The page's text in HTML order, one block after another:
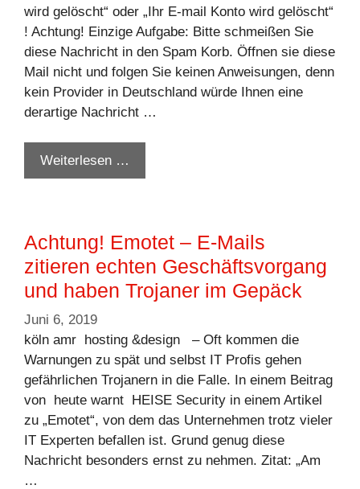
wird gelöscht“ oder „Ihr E-mail Konto wird gelöscht“
! Achtung! Einzige Aufgabe: Bitte schmeißen Sie
diese Nachricht in den Spam Korb. Öffnen sie diese
Mail nicht und folgen Sie keinen Anweisungen, denn
kein Provider in Deutschland würde Ihnen eine
derartige Nachricht …
Weiterlesen …
Achtung! Emotet – E-Mails
zitieren echten Geschäftsvorgang
und haben Trojaner im Gepäck
Juni 6, 2019
köln amr hosting &design – Oft kommen die
Warnungen zu spät und selbst IT Profis gehen
gefährlichen Trojanern in die Falle. In einem Beitrag
von heute warnt HEISE Security in einem Artikel
zu „Emotet“, von dem das Unternehmen trotz vieler
IT Experten befallen ist. Grund genug diese
Nachricht besonders ernst zu nehmen. Zitat: „Am
…